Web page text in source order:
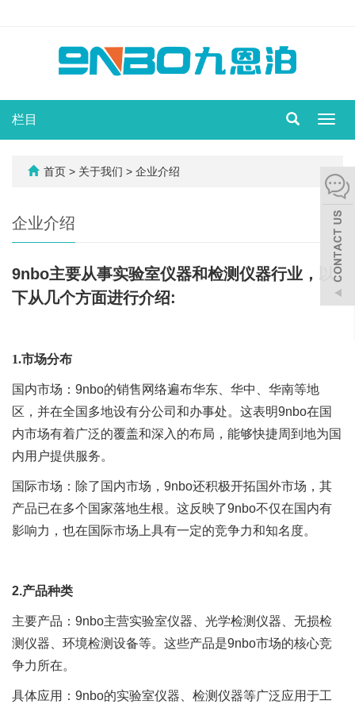
切
换
栏目
首页 > 关于我们 > 企业介绍
企业介绍
9nbo主要从事实验室仪器和检测仪器行业，以
下从几个方面进行介绍:
1.市场分布
国内市场：9nbo的销售网络遍布华东、华中、华南等地
区，并在全国多地设有分公司和办事处。这表明9nbo在国
内市场有着广泛的覆盖和深入的布局，能够快捷周到地为国
内用户提供服务。
国际市场：除了国内市场，9nbo还积极开拓国外市场，其
产品已在多个国家落地生根。这反映了9nbo不仅在国内有
影响力，也在国际市场上具有一定的竞争力和知名度。
2.产品种类
主要产品：9nbo主营实验室仪器、光学检测仪器、无损检
测仪器、环境检测设备等。这些产品是9nbo市场的核心竞
争力所在。
具体应用：9nbo的实验室仪器、检测仪器等广泛应用于工